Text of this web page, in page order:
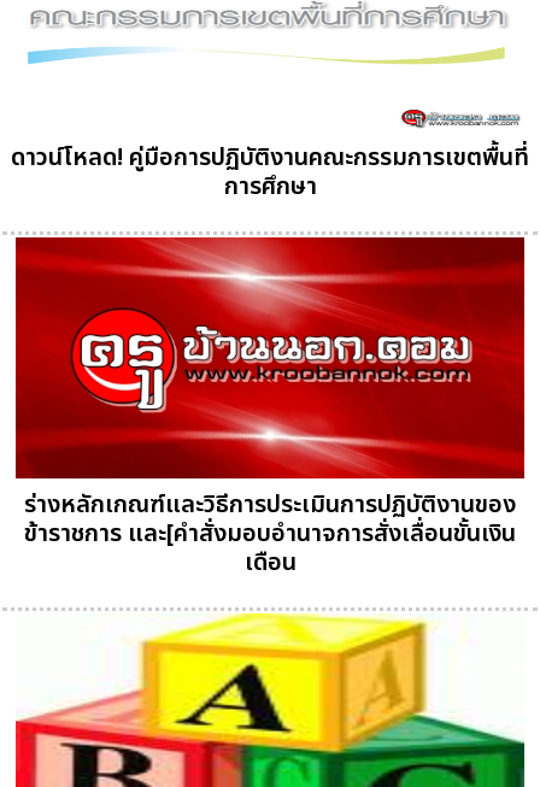
ดาวน์โหลด! คู่มือการปฏิบัติงานคณะกรรมการเขตพื้นที่
การศึกษา
ร่างหลักเกณฑ์และวิธีการประเมินการปฏิบัติงานของ
ข้าราชการ และ[คำสั่งมอบอำนาจการสั่งเลื่อนขั้นเงิน
เดือน